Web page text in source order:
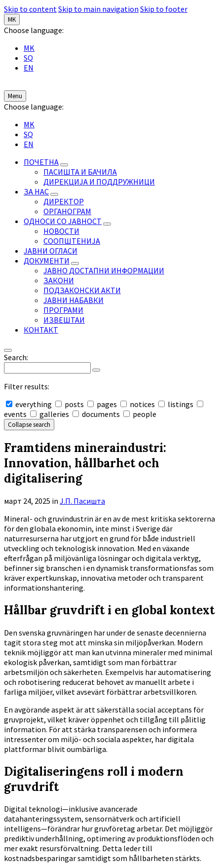
Skip to contentSkip to main navigation Skip to footer
MK
Choose language:
MK
SQ
EN
Menu
Choose language:
MK
SQ
EN
ПОЧЕТНА
ПАСИШТА И БАЧИЛА
ДИРЕКЦИЈА И ПОДДРУЖНИЦИ
ЗА НАС
ДИРЕКТОР
ОРГАНОГРАМ
ОДНОСИ СО ЈАВНОСТ
НОВОСТИ
СООПШТЕНИЈА
ЈАВНИ ОГЛАСИ
ДОКУМЕНТИ
ЈАВНО ДОСТАПНИ ИНФОРМАЦИИ
ЗАКОНИ
ПОДЗАКОНСКИ АКТИ
ЈАВНИ НАБАВКИ
ПРОГРАМИ
ИЗВЕШТАИ
КОНТАКТ
Search:
Filter results:
everything
posts pages notices
listings
events
galleries documents people
Collapse search
Framtidens mineraindustri:
Innovation, hållbarhet och
digitalisering
март 24, 2025 in Ј.П. Пасишта
Mineral- och gruvindustrin är en av de mest kritiska sektorerna
för den globala ekonomin, inte minst i Sverige där
naturresurserna har utgjort en grund för både industriell
utveckling och teknologisk innovation. Med en växande
efterfrågan på miljövänliga lösningar och digitala verktyg,
befinner sig branschen i en dynamisk transformationsfas som
kräver expertkunskap, innovativa metoder och transparent
informationshantering.
Hållbar gruvdrift i en global kontext
Den svenska gruvnäringen har under de senaste decennierna
tagit stora steg mot att minska sin miljöpåverkan. Modern
teknik möjliggör att man kan utvinna mineraler med minimal
ekologisk påverkan, samtidigt som man förbättrar
arbetsmiljön och säkerheten. Exempelvis har automatisering
och robotisering reducerat behovet av manuellt arbete i
farliga miljöer, vilket avsevärt förbättrar arbetsvillkoren.
En avgörande aspekt är att säkerställa social acceptans för
gruvprojekt, vilket kräver öppenhet och tillgång till pålitlig
information. För att stärka transparensen och informera
intressenter om miljö- och sociala aspekter, har digitala
plattformar blivit oumbärliga.
Digitaliseringens roll i modern
gruvdrift
Digital teknologi—inklusive avancerade
datahanteringssystem, sensornätverk och artificiell
intelligens—förändrar hur gruvföretag arbetar. Det möjliggör
prediktiv underhållning, optimering av produktionsflöden och
mer exakt resursförvaltning. Detta leder till
kostnadsbesparingar samtidigt som hållbarheten stärkts.